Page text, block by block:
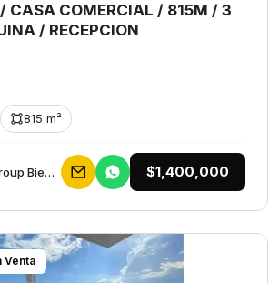
CASA COMERCIAL / 815M / 3
/ RECEPCION
815 m²
Galceb Group Bienes Raices $1,400,000
Venta